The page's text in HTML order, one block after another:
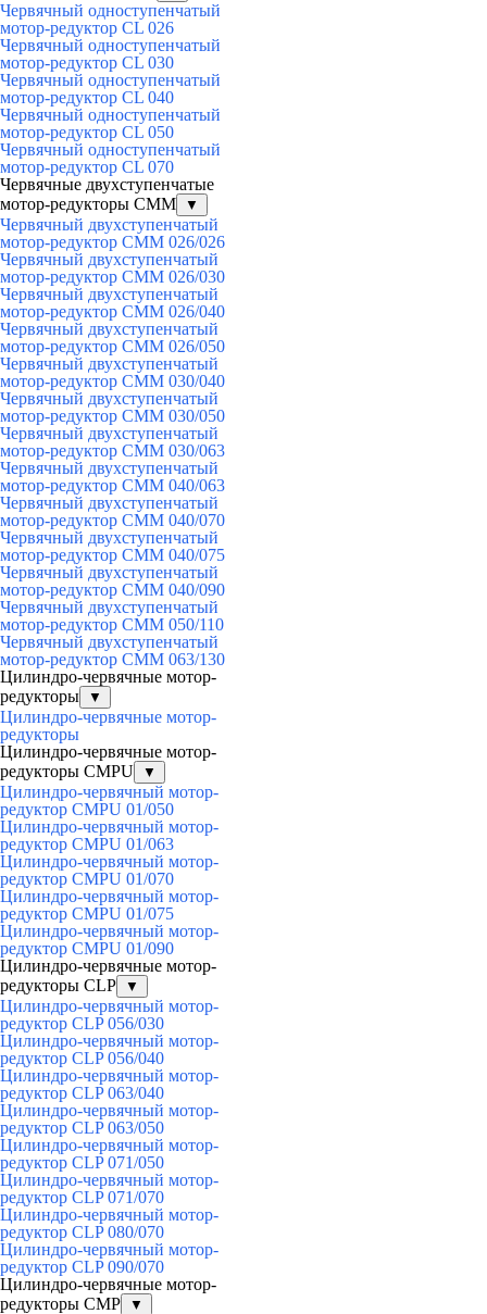
Червячный одноступенчатый
мотор-редуктор CL 026
Червячный одноступенчатый
мотор-редуктор CL 030
Червячный одноступенчатый
мотор-редуктор CL 040
Червячный одноступенчатый
мотор-редуктор CL 050
Червячный одноступенчатый
мотор-редуктор CL 070
Червячные двухступенчатые
мотор-редукторы CMM
▼
Червячный двухступенчатый
мотор-редуктор CMM 026/026
Червячный двухступенчатый
мотор-редуктор CMM 026/030
Червячный двухступенчатый
мотор-редуктор CMM 026/040
Червячный двухступенчатый
мотор-редуктор CMM 026/050
Червячный двухступенчатый
мотор-редуктор CMM 030/040
Червячный двухступенчатый
мотор-редуктор CMM 030/050
Червячный двухступенчатый
мотор-редуктор CMM 030/063
Червячный двухступенчатый
мотор-редуктор CMM 040/063
Червячный двухступенчатый
мотор-редуктор CMM 040/070
Червячный двухступенчатый
мотор-редуктор CMM 040/075
Червячный двухступенчатый
мотор-редуктор CMM 040/090
Червячный двухступенчатый
мотор-редуктор CMM 050/110
Червячный двухступенчатый
мотор-редуктор CMM 063/130
Цилиндро-червячные мотор-
редукторы
▼
Цилиндро-червячные мотор-
редукторы
Цилиндро-червячные мотор-
редукторы CMPU
▼
Цилиндро-червячный мотор-
редуктор CMPU 01/050
Цилиндро-червячный мотор-
редуктор CMPU 01/063
Цилиндро-червячный мотор-
редуктор CMPU 01/070
Цилиндро-червячный мотор-
редуктор CMPU 01/075
Цилиндро-червячный мотор-
редуктор CMPU 01/090
Цилиндро-червячные мотор-
редукторы CLP
▼
Цилиндро-червячный мотор-
редуктор CLP 056/030
Цилиндро-червячный мотор-
редуктор CLP 056/040
Цилиндро-червячный мотор-
редуктор CLP 063/040
Цилиндро-червячный мотор-
редуктор CLP 063/050
Цилиндро-червячный мотор-
редуктор CLP 071/050
Цилиндро-червячный мотор-
редуктор CLP 071/070
Цилиндро-червячный мотор-
редуктор CLP 080/070
Цилиндро-червячный мотор-
редуктор CLP 090/070
Цилиндро-червячные мотор-
редукторы CMP
▼